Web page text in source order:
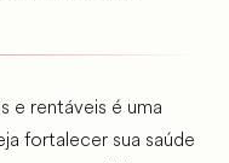
e rentáveis é uma
fortalecer sua saúde